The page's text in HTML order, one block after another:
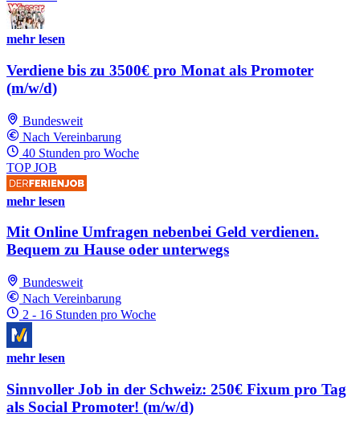
mehr lesen
Verdiene bis zu 3500€ pro Monat als Promoter
(m/w/d)
Bundesweit
Nach Vereinbarung
40 Stunden pro Woche
TOP JOB
mehr lesen
Mit Online Umfragen nebenbei Geld verdienen.
Bequem zu Hause oder unterwegs
Bundesweit
Nach Vereinbarung
2 - 16 Stunden pro Woche
mehr lesen
Sinnvoller Job in der Schweiz: 250€ Fixum pro Tag
als Social Promoter! (m/w/d)